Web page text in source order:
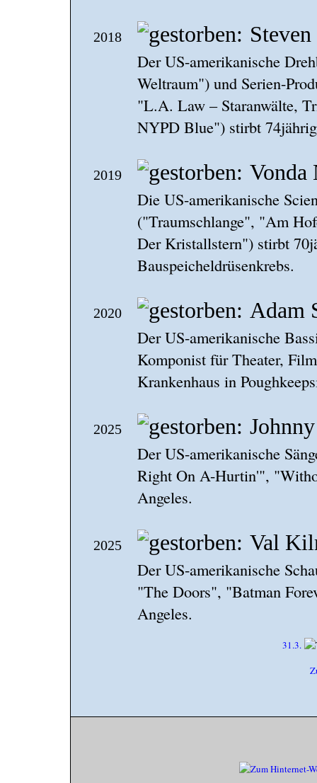
2018
Der US-amerikanische
Weltraum") und Serien-
"L.A. Law – Staranwälte,
NYPD Blue") stirbt
2019 Vonda
Die US-amerikanische
("Traumschlange", "Am
Der Kristallstern") stirbt
Bauspeicheldrüsenkrebs.
2020 Adam
Der US-amerikanische
Komponist für Theater,
Krankenhaus in
2025
Der US-amerikanische
Right On A-Hurtin'",
Angeles.
2025 Val
Der US-amerikanische
"The Doors", "Batman
Angeles.
31.3.